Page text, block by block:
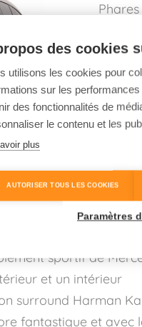
aussi
CO2
supérieure de la
sportif de
et un intérieur
surround Harman
fantastique et avec
des cookies
utilisons les cookies pour
sur les
des fonctionnalités de
le contenu et les
plus
AUTORISER TOUS LES COOKIES
Paramètres